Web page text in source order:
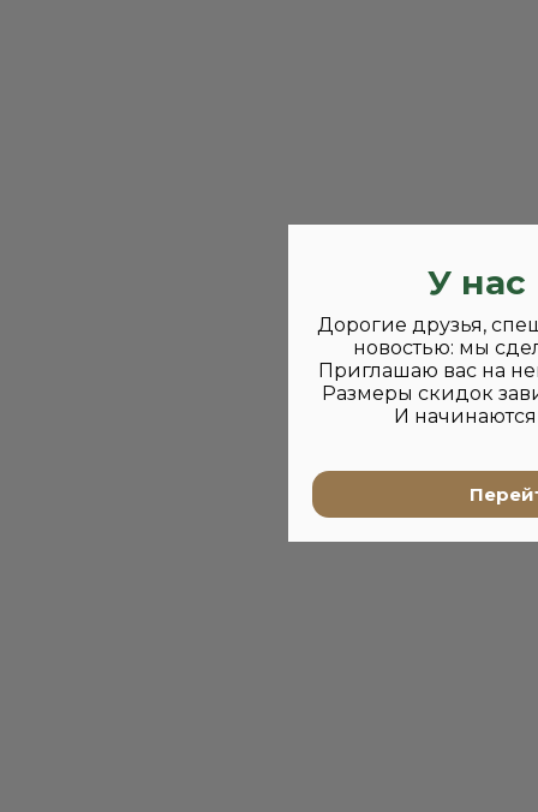
У нас
Дорогие друзья,
новостью: мы
Приглашаю вас на
Размеры скидок
И начинаются